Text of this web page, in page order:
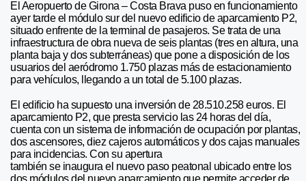
El Aeropuerto de Girona – Costa Brava puso en funcionamiento
ayer tarde el módulo sur del nuevo edificio de aparcamiento P2,
situado enfrente de la terminal de pasajeros. Se trata de una
infraestructura de obra nueva de seis plantas (tres en altura, una
planta baja y dos subterráneas) que pone a disposición de los
usuarios del aeródromo 1.750 plazas más de estacionamiento
para vehículos, llegando a un total de 5.100 plazas.
El edificio ha supuesto una inversión de 28.510.258 euros. El
aparcamiento P2, que presta servicio las 24 horas del día,
cuenta con un sistema de información de ocupación por plantas,
dos ascensores, diez cajeros automáticos y dos cajas manuales
para incidencias. Con su apertura
también se inaugura el nuevo paso peatonal ubicado entre los
dos módulos del nuevo aparcamiento que permite acceder de